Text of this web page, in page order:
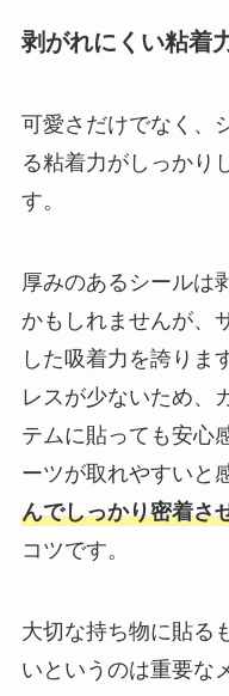
剥がれにくい粘着
可愛さだけでなく、
る粘着力がしっかり
す。
厚みのあるシールは
かもしれませんが、
した吸着力を誇りま
レスが少ないため、
テムに貼っても安心
ーツが取れやすいと
んでしっかり密着さ
コツです。
大切な持ち物に貼る
いというのは重要な